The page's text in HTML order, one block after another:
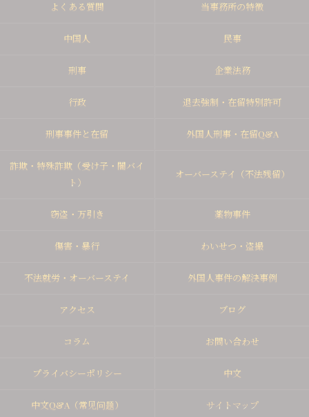
よくある質問 当事務所の特徴
中国人 民事
刑事 企業法務
行政 退去強制・在留特別許可
刑事事件と在留 外国人刑事・在留Q&A
詐欺・特殊詐欺（受け子・闇バイ
ト）
オーバーステイ（不法残留）
窃盗・万引き 薬物事件
傷害・暴行 わいせつ・盗撮
不法就労・オーバーステイ 外国人事件の解決事例
アクセス ブログ
コラム お問い合わせ
プライバシーポリシー 中文
中文Q&A（常见问题） サイトマップ